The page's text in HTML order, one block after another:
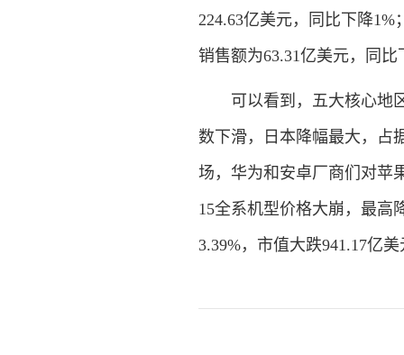
224.63亿美元，同比下降
销售额为63.31亿美元，同比
可以看到，五大核心地
数下滑，日本降幅最大，占
场，华为和安卓厂商们对苹
15全系机型价格大崩，最高
3.39%，市值大跌941.17亿